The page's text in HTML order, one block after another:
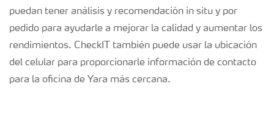
puedan tener análisis y recomendación in situ y por
pedido para ayudarle a mejorar la calidad y aumentar los
rendimientos. CheckIT también puede usar la ubicación
del celular para proporcionarle información de contacto
para la oficina de Yara más cercana.